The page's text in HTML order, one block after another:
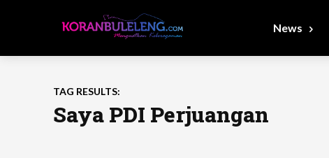
News
TAG RESULTS:
Saya PDI Perjuangan